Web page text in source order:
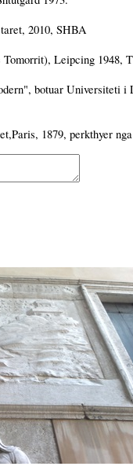
2010, SHBA
Leipcing 1948,
botuar Universiteti i
Paris, 1879, perkthyer